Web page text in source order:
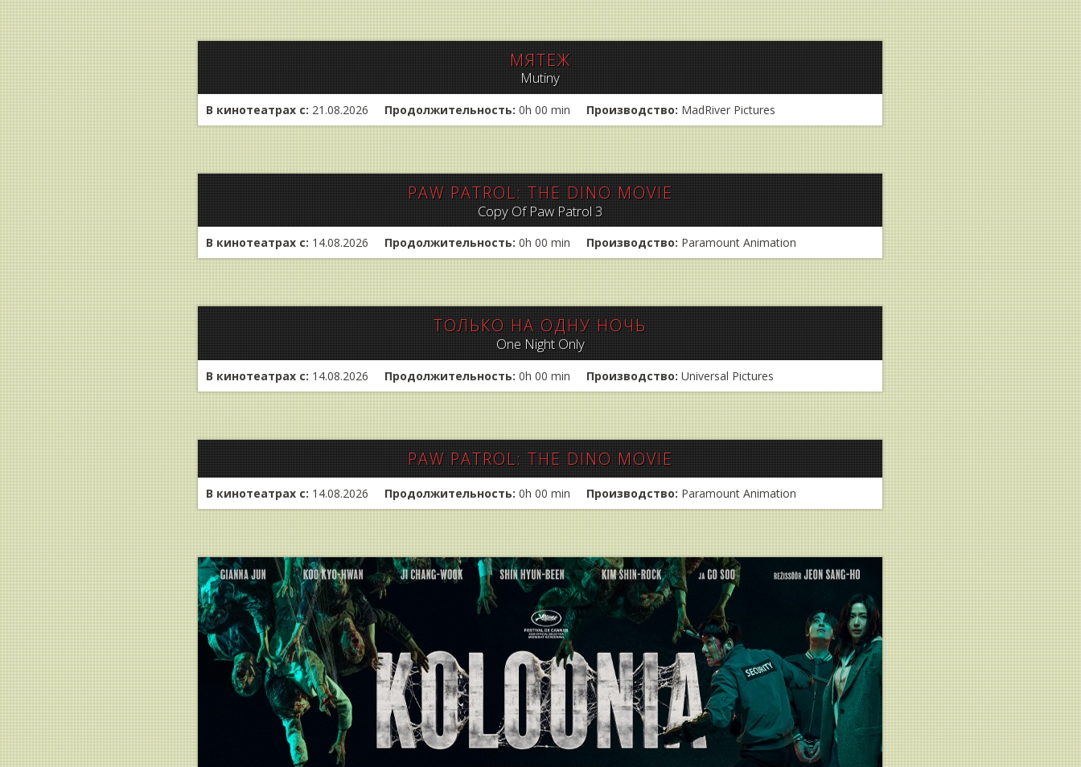
МЯТЕЖ
Mutiny
В кинотеатрах с: 21.08.2026 Продолжительность: 0h 00 min Производство: MadRiver Pictures
PAW PATROL: THE DINO MOVIE
Copy Of Paw Patrol 3
В кинотеатрах с: 14.08.2026 Продолжительность: 0h 00 min Производство: Paramount Animation
ТОЛЬКО НА ОДНУ НОЧЬ
One Night Only
В кинотеатрах с: 14.08.2026 Продолжительность: 0h 00 min Производство: Universal Pictures
PAW PATROL: THE DINO MOVIE
В кинотеатрах с: 14.08.2026 Продолжительность: 0h 00 min Производство: Paramount Animation